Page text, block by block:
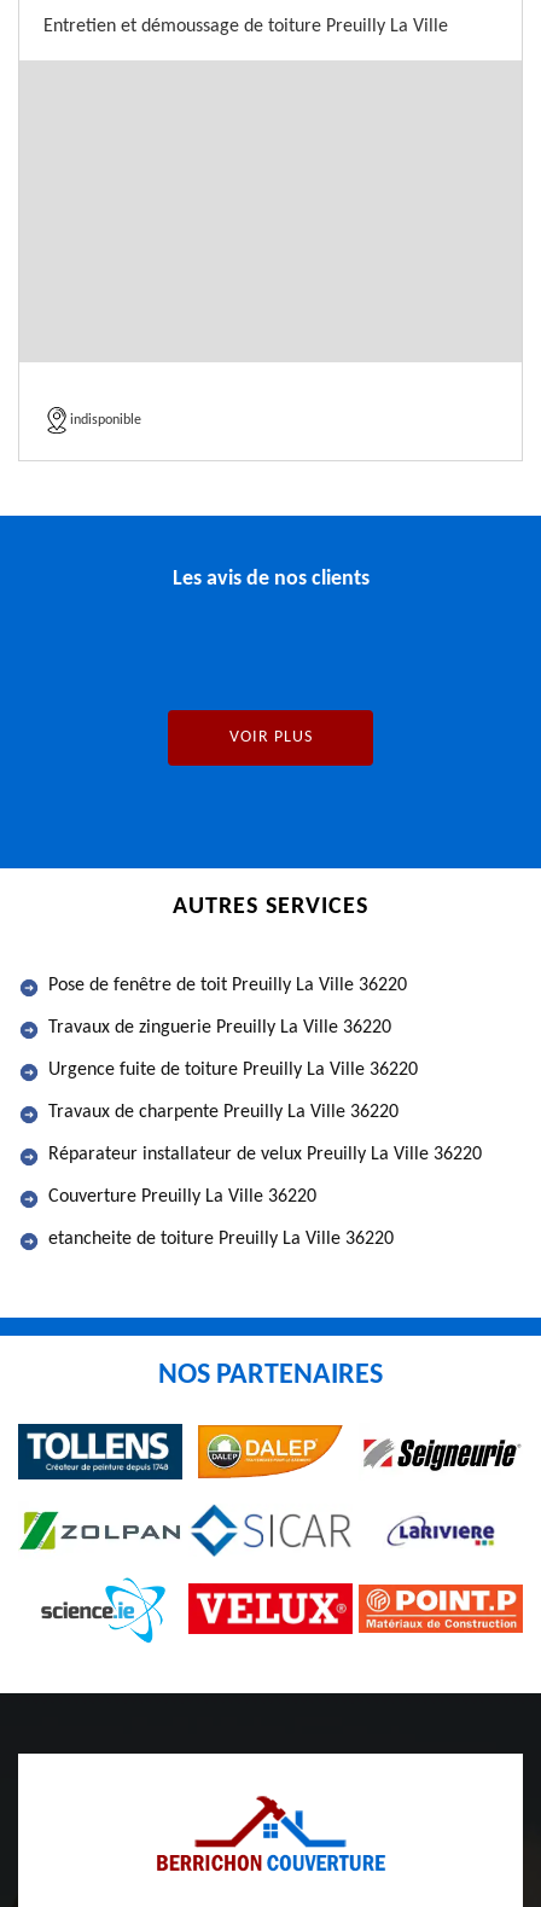
Entretien et démoussage de toiture Preuilly La Ville
indisponible
Les avis de nos clients
VOIR PLUS
AUTRES SERVICES
Pose de fenêtre de toit Preuilly La Ville 36220
Travaux de zinguerie Preuilly La Ville 36220
Urgence fuite de toiture Preuilly La Ville 36220
Travaux de charpente Preuilly La Ville 36220
Réparateur installateur de velux Preuilly La Ville 36220
Couverture Preuilly La Ville 36220
etancheite de toiture Preuilly La Ville 36220
NOS PARTENAIRES